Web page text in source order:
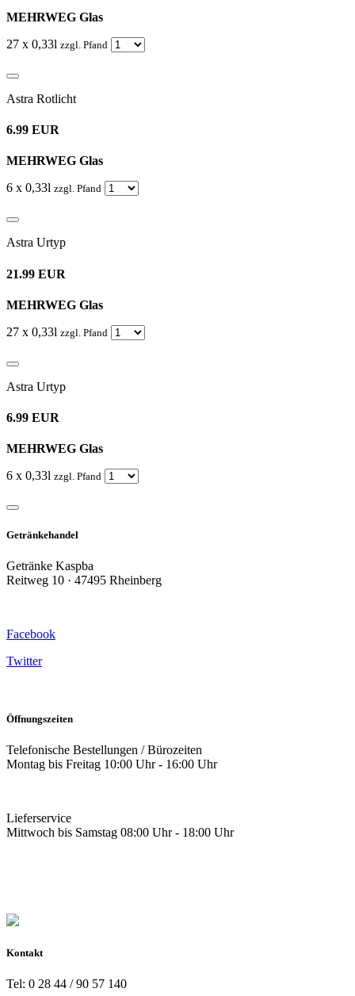
MEHRWEG Glas
27 x 0,33l zzgl. Pfand
Astra Rotlicht
6.99 EUR
MEHRWEG Glas
6 x 0,33l zzgl. Pfand
Astra Urtyp
21.99 EUR
MEHRWEG Glas
27 x 0,33l zzgl. Pfand
Astra Urtyp
6.99 EUR
MEHRWEG Glas
6 x 0,33l zzgl. Pfand
Getränkehandel
Getränke Kaspba
Reitweg 10 · 47495 Rheinberg
Facebook
Twitter
Öffnungszeiten
Telefonische Bestellungen / Bürozeiten
Montag bis Freitag 10:00 Uhr - 16:00 Uhr
Lieferservice
Mittwoch bis Samstag 08:00 Uhr - 18:00 Uhr
Kontakt
Tel: 0 28 44 / 90 57 140